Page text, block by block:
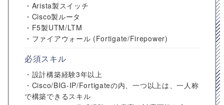
・Arista製スイッチ
・Cisco製ルータ
・F5製UTM/LTM
・ファイアウォール (Fortigate/Firepower)
必須スキル
・設計構築経験3年以上
・Cisco/BIG-IP/Fortigateの内、一つ以上は、一人称
で構築できるスキル